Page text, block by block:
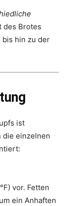
des Brotes
bis hin zu der
ist
die einzelnen
vor. Fetten
ein Anhaften